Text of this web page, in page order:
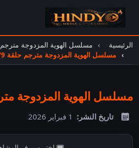
الرئيسية
مسلسل الهوية المزدوجة مترجم
مسلسل الهوية المزدوجة مترجم حلقة 79
مسلسل الهوية المزدوجة
تاريخ النشر: 1 فبراير 2026